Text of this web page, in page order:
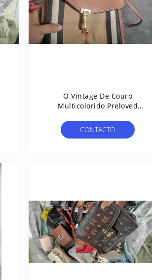
O Vintage De Couro
Multicolorido Preloved
Segunda Mão Um Quilograma
CONTACTO